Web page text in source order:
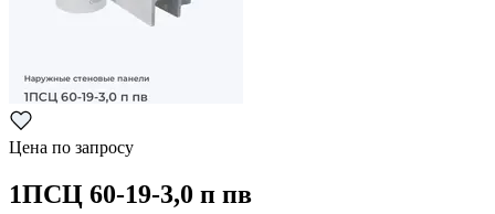
Цена по запросу
1ПСЦ 60-19-3,0 п пв